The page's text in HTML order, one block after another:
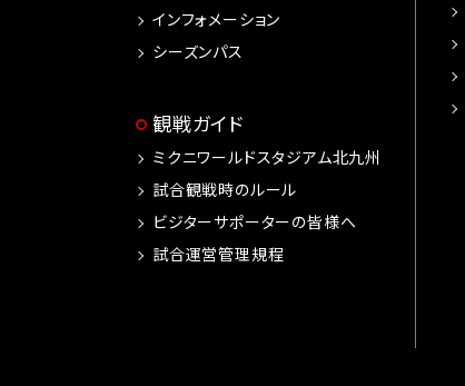
インフォメーション
シーズンパス
観戦ガイド
ミクニワールドスタジアム北九州
試合観戦時のルール
ビジターサポーターの皆様へ
試合運営管理規程